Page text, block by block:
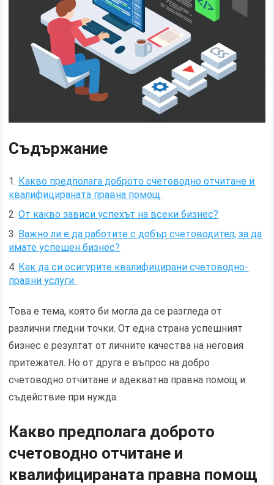
Съдържание
Какво предполага доброто счетоводно отчитане и
квалифицираната правна помощ
От какво зависи успехът на всеки бизнес?
Важно ли е да работите с добър счетоводител, за да
имате успешен бизнес?
Как да си осигурите квалифицирани счетоводно-
правни услуги
Това е тема, която би могла да се разгледа от
различни гледни точки. От една страна успешният
бизнес е резултат от личните качества на неговия
притежател. Но от друга е въпрос на добро
счетоводно отчитане и адекватна правна помощ и
съдействие при нужда.
Какво предполага доброто
счетоводно отчитане и
квалифицираната правна помощ